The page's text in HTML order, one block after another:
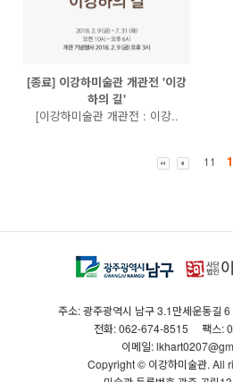
[종료] 이강하미술관 개관전 '이강
하의 길'
[이강하미술관 개관전 : 이강..
11
주소: 광주광역시 남구 3.1만세운동길
전화: 062-674-8515
팩스:
이메일:
Copyright © 이강하미술관. All